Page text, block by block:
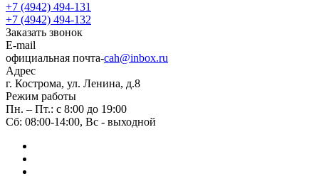
+7 (4942) 494-131
+7 (4942) 494-132
Заказать звонок
E-mail
официальная почта-cah@inbox.ru
Адрес
г. Кострома, ул. Ленина, д.8
Режим работы
Пн. – Пт.: с 8:00 до 19:00
Сб: 08:00-14:00, Вс - выходной